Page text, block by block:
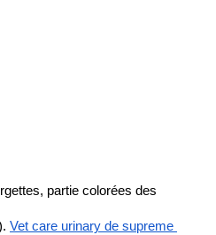
partie colorées des
Vet care urinary de supreme